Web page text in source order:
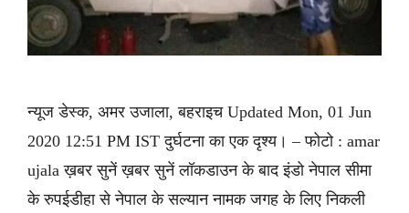
न्यूज डेस्क, अमर उजाला, बहराइच Updated Mon, 01 Jun
2020 12:51 PM IST दुर्घटना का एक दृश्य। – फोटो : amar
ujala ख़बर सुनें ख़बर सुनें लॉकडाउन के बाद इंडो नेपाल सीमा
के रुपईडीहा से नेपाल के सल्यान नामक जगह के लिए निकली